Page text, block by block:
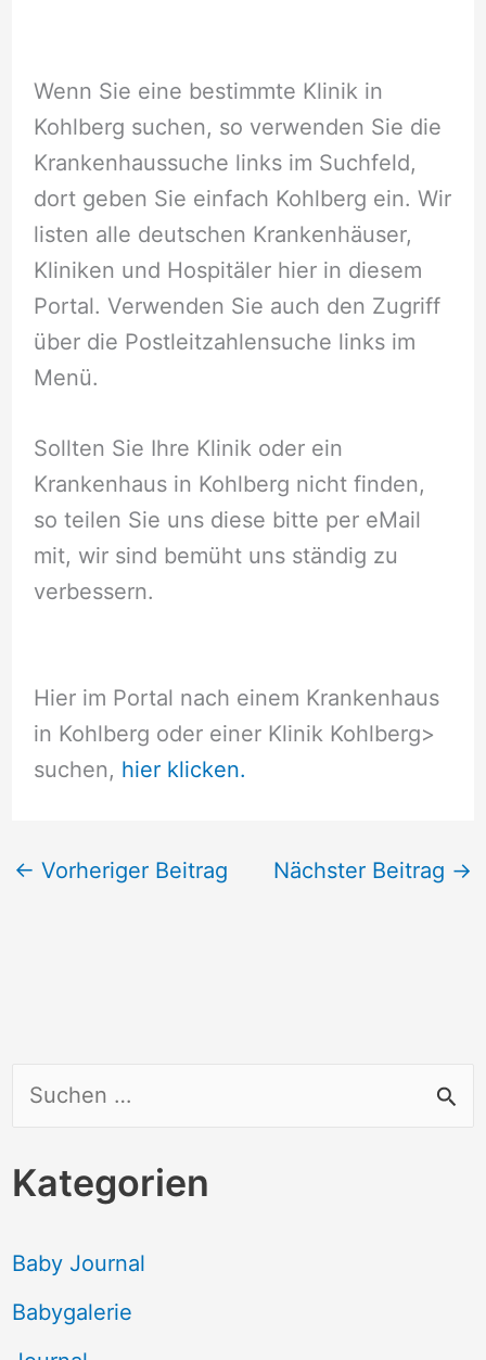
c
e
n
Kategorien
Baby Journal
Babygalerie
Wenn Sie eine bestimmte Klinik in
Kohlberg suchen, so verwenden Sie die
Krankenhaussuche links im Suchfeld,
dort geben Sie einfach Kohlberg ein. Wir
listen alle deutschen Krankenhäuser,
Kliniken und Hospitäler hier in diesem
Portal. Verwenden Sie auch den Zugriff
über die Postleitzahlensuche links im
Menü.
Sollten Sie Ihre Klinik oder ein
Krankenhaus in Kohlberg nicht finden,
so teilen Sie uns diese bitte per eMail
mit, wir sind bemüht uns ständig zu
verbessern.
Hier im Portal nach einem Krankenhaus
in Kohlberg oder einer Klinik Kohlberg>
suchen, hier klicken.
← Vorheriger Beitrag Nächster Beitrag →